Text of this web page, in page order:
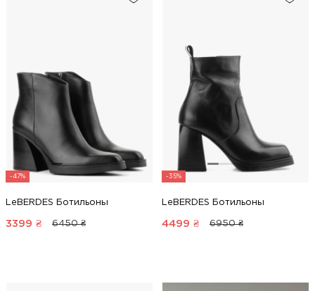
-47%
LeBERDES Ботильоны
3399 ₴ 6450 ₴
-35%
LeBERDES Ботильоны
4499 ₴ 6950 ₴